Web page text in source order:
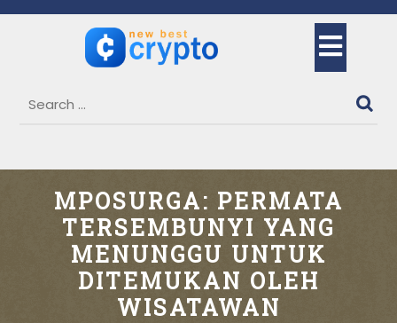
MPOSURGA: PERMATA
TERSEMBUNYI YANG
MENUNGGU UNTUK
DITEMUKAN OLEH
WISATAWAN